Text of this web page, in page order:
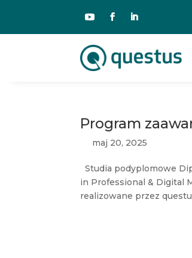
Program
maj 20, 2025
Studia podyplomowe
in Professional & Digital
realizowane przez